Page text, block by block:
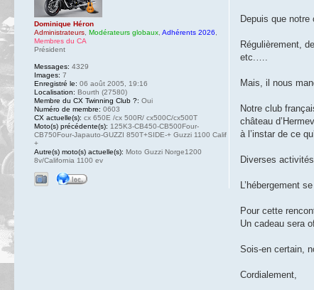
Depuis que
Régulièrement,
etc.….
Mais, il nous
Notre club
château
à l’instar de ce
Diverses
L’hébergement
Pour cette
Un cadeau sera
Sois-en certain,
Cordialement,
Dominique Héron
Administrateurs Modérateurs globaux Adhérents 2026
Membres du CA
Président
Messages: 4329
Images: 7
Enregistré le: 06 août 2005, 19:16
Localisation: Bourth (27580)
Membre du CX Twinning Club ?: Oui
Numéro de membre: 0603
CX actuelle(s): cx 650E /cx 500R/ cx500C/cx500T
Moto(s) précédente(s): 125K3-CB450-CB500Four-
CB750Four-Japauto-GUZZI 850T+SIDE-+ Guzzi 1100 Calif
+
Autre(s) moto(s) actuelle(s): Moto Guzzi Norge1200
8v/California 1100 ev